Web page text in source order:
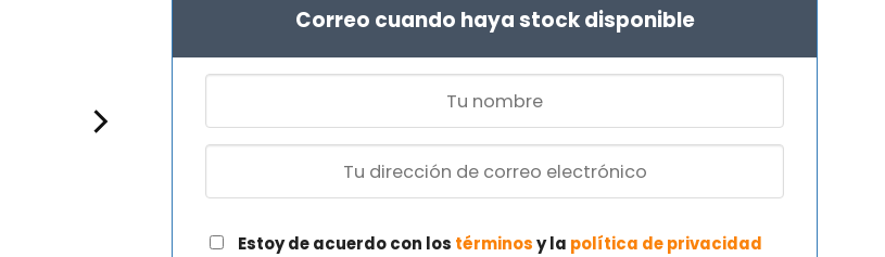
Correo cuando haya stock disponible
Estoy de acuerdo con los términosy la política de privacidad